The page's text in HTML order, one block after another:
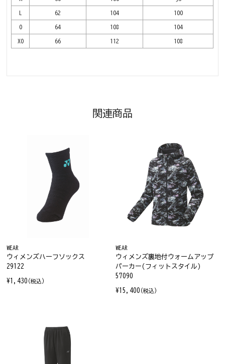
L 62 104 100
O 64 108 104
XO 66 112 108
関連商品
WEAR
ウィメンズハーフソックス
29122
¥1,430 (税込)
WEAR
ウィメンズ裏地付ウォームアップ
パーカー(フィットスタイル)
57090
¥15,400 (税込)